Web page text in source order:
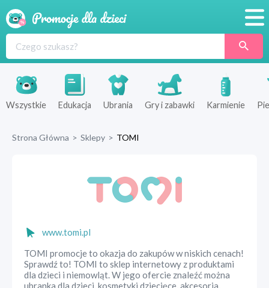
Produkty
Sklepy
Wszystkie Edukacja Ubrania Gry i zabawki Karmienie
Strona Główna > Sklepy > TOMI
www.tomi.pl
TOMI promocje to okazja do zakupów w niskich cenach!
Sprawdź to! TOMI to sklep internetowy z produktami
dla dzieci i niemowląt. W jego ofercie znaleźć można
ubranka dla dzieci, kosmetyki dziecięce, akcesoria,